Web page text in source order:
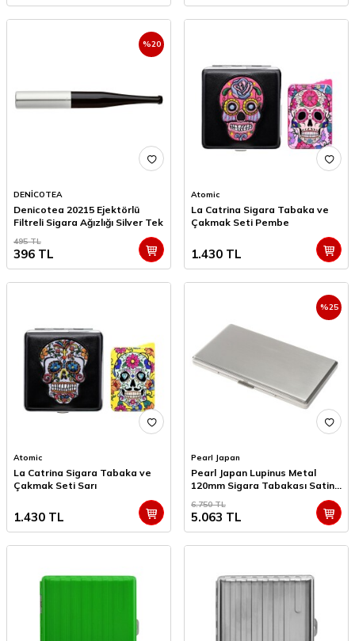
%20
DENİCOTEA
Denicotea 20215 Ejektörlü
Filtreli Sigara Ağızlığı Silver Tek
495TL
396 TL
Atomic
La Catrina Sigara Tabaka ve
Çakmak Seti Pembe
1.430 TL
Atomic
La Catrina Sigara Tabaka ve
Çakmak Seti Sarı
1.430 TL
%25
Pearl Japan
Pearl Japan Lupinus Metal
120mm Sigara Tabakası Satin
6.750TL
5.063 TL